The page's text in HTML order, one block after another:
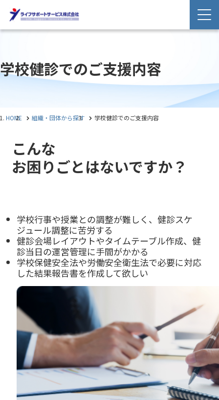
学校健診でのご支援内容
HOME 組織・団体から探す 学校健診でのご支援内容
こんな
お困りごとはないですか？
学校行事や授業との調整が難しく、健診スケ
ジュール調整に苦労する
健診会場レイアウトやタイムテーブル作成、健
診当日の運営管理に手間がかかる
学校保健安全法や労働安全衛生法で必要に対応
した結果報告書を作成して欲しい